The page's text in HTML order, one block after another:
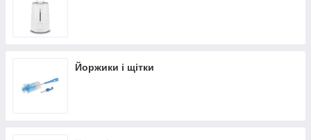
Йоржики і щітки